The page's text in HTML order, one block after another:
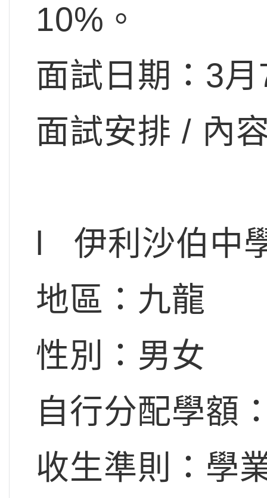
10%。
面試日期：3
面試安排 / 內
l 伊利沙伯中
地區：九龍
性別：男女
自行分配學額
收生準則：學